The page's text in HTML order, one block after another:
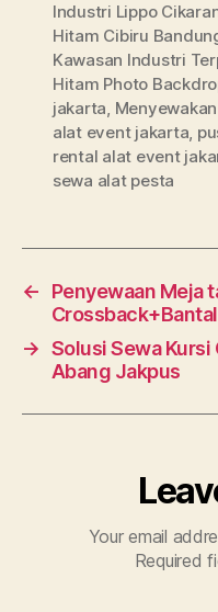
Industri Lippo
Hitam Cibiru
Kawasan Industri
Hitam Photo
jakarta,
alat event jakarta,
rental alat event
sewa alat pesta
←
Penyewaan Meja
→ Solusi Sewa Kursi
Abang Jakpus
Your email
Required